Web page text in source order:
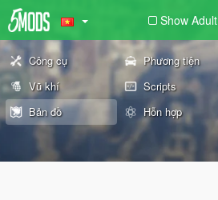
Show Adult
Công cụ Phương tiện
Vũ khí
Scripts
Bản đồ
Hỗn hợp